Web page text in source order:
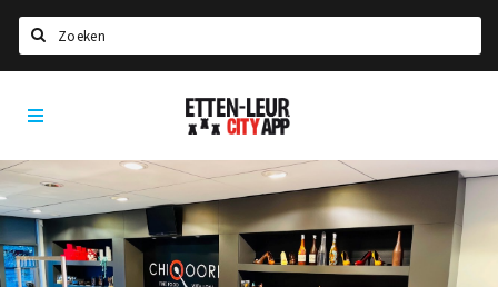
Home
Agenda
Deals
Party pics
Nieuws, interviews & blogs
Etten-
Leur